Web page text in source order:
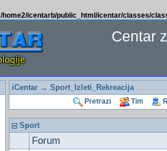
/home2/icentarb/public_html/icentar/classes/
Centar
iCentar→ Sport_Izleti_Rekreacija
Pretrazi Tim
Sport
Forum